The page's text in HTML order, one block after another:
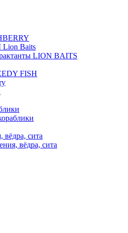
Baits
LION BAITS
FISH
сита
вёдра, сита